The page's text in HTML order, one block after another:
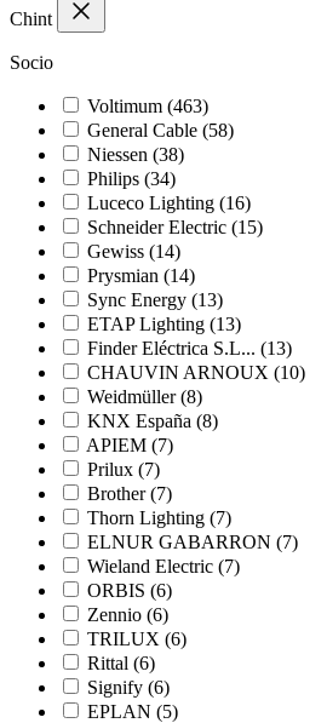
Chint
Socio
Voltimum (463)
General Cable (58)
Niessen (38)
Philips (34)
Luceco Lighting (16)
Schneider Electric (15)
Gewiss (14)
Prysmian (14)
Sync Energy (13)
ETAP Lighting (13)
Finder Eléctrica S.L... (13)
CHAUVIN ARNOUX (10)
Weidmüller (8)
KNX España (8)
APIEM (7)
Prilux (7)
Brother (7)
Thorn Lighting (7)
ELNUR GABARRON (7)
Wieland Electric (7)
ORBIS (6)
Zennio (6)
TRILUX (6)
Rittal (6)
Signify (6)
EPLAN (5)